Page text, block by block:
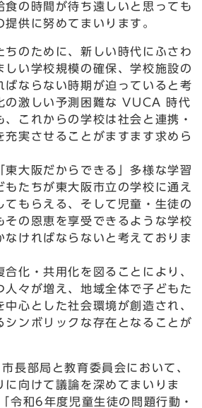
食の時間が待ち遠しいと思っても
提供に努めてまいります。
ちのために、新しい時代にふさわ
しい学校規模の確保、学校施設の
ばならない時期が迫っていると考
の激しい予測困難な VUCA 時代
、これからの学校は社会と連携・
充実させることがますます求めら
東大阪だからできる」多様な学習
もたちが東大阪市立の学校に通え
てもらえる、そして児童・生徒の
その恩恵を享受できるような学校
なければならないと考えておりま
化・共用化を図ることにより、
人々が増え、地域全体で子どもた
心とした社会環境が創造され、
シンボリックな存在となることが
長部局と教育委員会において、
に向けて議論を深めてまいりま
令和6年度児童生徒の問題行動・